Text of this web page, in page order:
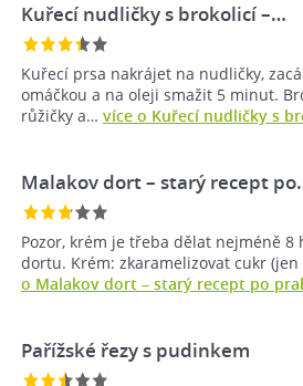
Kuřecí nudličky s brokolicí –⁠…
Kuřecí prsa nakrájet na nudličky,
omáčkou a na oleji smažit 5 minut.
růžičky a… více o Kuřecí nudličky s
Malakov dort –⁠ starý recept
Pozor, krém je třeba dělat nejméně
dortu. Krém: zkaramelizovat cukr
o Malakov dort –⁠ starý recept po
Pařížské řezy s pudinkem